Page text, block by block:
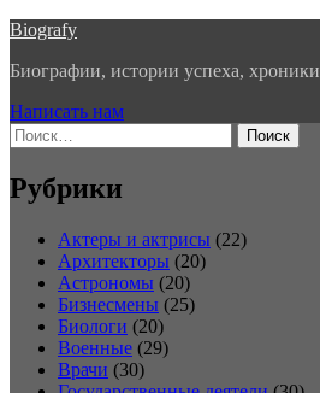
Перейти
содержимому
Biografy
Биографии, истории успеха, хроники
Написать нам
Найти:
Рубрики
Актеры и актрисы (22)
Архитекторы (20)
Астрономы (20)
Бизнесмены (25)
Биологи (20)
Военные (29)
Врачи (30)